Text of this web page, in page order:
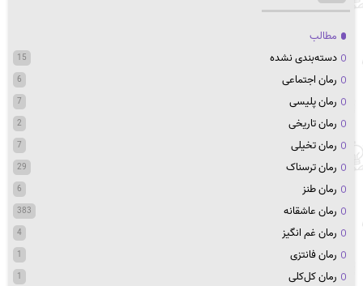
مطالب
دسته‌بندی نشده
15
رمان اجتماعی 6
رمان پلیسی 7
رمان تاریخی 2
رمان تخیلی 7
رمان ترسناک 29
رمان طنز 6
رمان عاشقانه 383
رمان غم انگیز 4
رمان فانتزی 1
رمان کل‌کلی 1